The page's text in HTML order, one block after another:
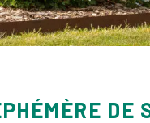
DE